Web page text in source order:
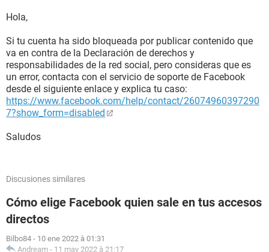
Hola,
Si tu cuenta ha sido bloqueada por publicar contenido que
va en contra de la Declaración de derechos y
responsabilidades de la red social, pero consideras que es
un error, contacta con el servicio de soporte de Facebook
desde el siguiente enlace y explica tu caso:
https://www.facebook.com/help/contact/26074960397290
7?show_form=disabled
Saludos
Discusiones similares
Cómo elige Facebook quien sale en tus accesos
directos
Bilbo84 - 10 ene 2022 à 01:31
Andream - 11 may 2022 à 21:17